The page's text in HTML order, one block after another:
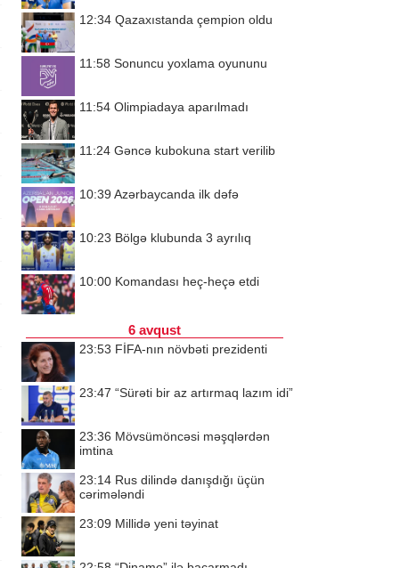
12:34 Qazaxıstanda çempion oldu
11:58 Sonuncu yoxlama oyununu
11:54 Olimpiadaya aparılmadı
11:24 Gəncə kubokuna start verilib
10:39 Azərbaycanda ilk dəfə
10:23 Bölgə klubunda 3 ayrılıq
10:00 Komandası heç-heçə etdi
6 avqust
23:53 FİFA-nın növbəti prezidenti
23:47 “Sürəti bir az artırmaq lazım idi”
23:36 Mövsümöncəsi məşqlərdən
imtina
23:14 Rus dilində danışdığı üçün
cərimələndi
23:09 Millidə yeni təyinat